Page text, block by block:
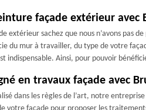
façade extérieur avec
extérieur sachez que nous n’avons pas
du mur à travailler, du type de votre
indispensable. Ainsi, pour pouvoir
en travaux façade avec
dans les règles de l’art, notre